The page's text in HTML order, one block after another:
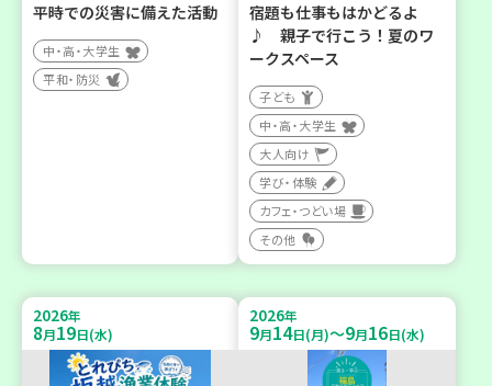
平時での災害に備えた活動
中・高・大学生
平和・防災
宿題も仕事もはかどるよ
♪ 親子で行こう！夏のワ
ークスペース
子ども
中・高・大学生
大人向け
学び・体験
カフェ・つどい場
その他
2026年
8月19日(水)
2026年
9月14日(月)～9月16日(水)